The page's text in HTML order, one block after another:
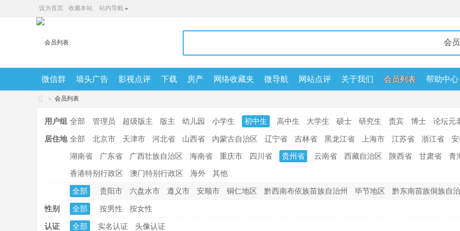
设为首页 收藏本站 站内导航
微信群 墙头广告 影视点评 下载 房产 网络收藏夹 微导航 网站点评 关于我们 会员列表 帮助中心
值得买 QQ群展示
» 会员列表
用户组 全部 管理员 超级版主 版主 幼儿园 小学生 初中生 高中生 大学生 硕士 研究生 贵宾 博士 论坛元
居住地 全部 北京市 天津市 河北省 山西省 内蒙古自治区 辽宁省 吉林省 黑龙江省 上海市 江苏省 浙江省
湖南省
广东省 广西壮族自治区 海南省 重庆市 四川省 贵州省 云南省 西藏自治区 陕西省 甘肃省 青
香港特别行政区
澳门特别行政区 海外 其他
全部 贵阳市 六盘水市 遵义市 安顺市 铜仁地区 黔西南布依族苗族自治州 毕节地区 黔东南苗族侗族自
性别 全部 按男性 按女性
认证 全部 实名认证 头像认证